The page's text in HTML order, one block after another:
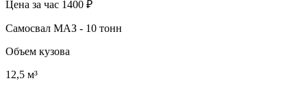
Цена за час 1400 ₽
Самосвал МАЗ - 10 тонн
Объем кузова
12,5 м³